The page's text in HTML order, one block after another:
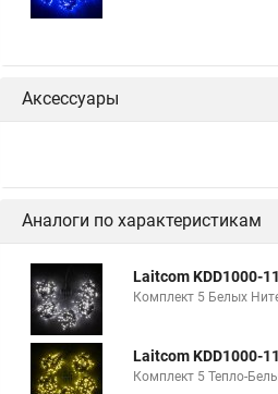
Аксессуары
Аналоги по характеристикам
Laitcom KDD1000-
Комплект 5 Белых
Laitcom KDD1000-
Комплект 5 Тепло-